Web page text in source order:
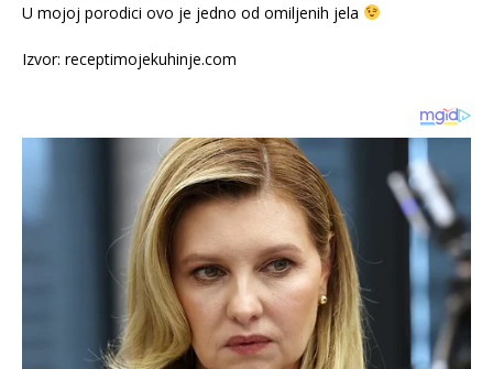
U mojoj porodici ovo je jedno od omiljenih jela
Izvor: receptimojekuhinje.com